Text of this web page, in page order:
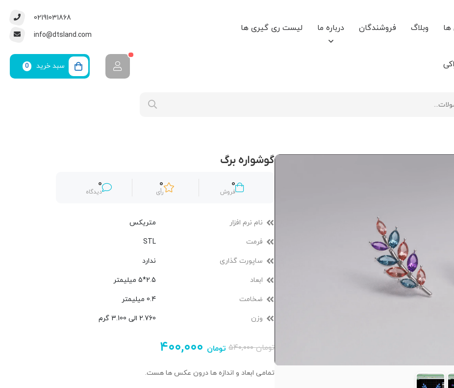
وبلاگ فروشندگان درباره ما لیست ری گیری ها
02191031868
info@dtsland.com
سبد خرید 0
گوشواره برگ
0
فروش
0
رأی
0
دیدگاه
نام نرم افزار متریکس
فرمت STL
ساپورت گذاری ندارد
ابعاد 2.5*5 میلیمتر
ضخامت 0.4 میلیمتر
وزن 2.760 الی 3.100 گرم
۵۴۰,۰۰۰تومان ۴۰۰,۰۰۰ تومان
تمامی ابعاد و اندازه ها درون عکس ها هست.